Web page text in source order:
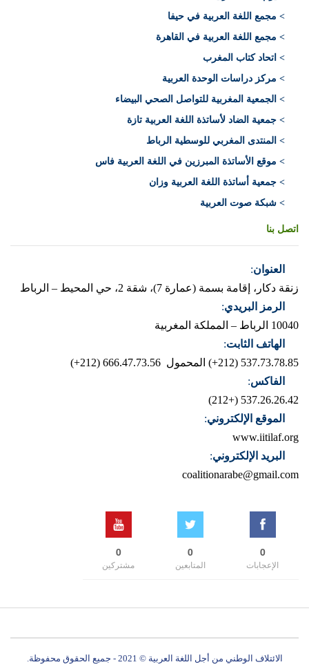
> مجمع اللغة العربية في حيفا
> مجمع اللغة العربية في القاهرة
> اتحاد كتاب المغرب
> مركز دراسات الوحدة العربية
> الجمعية المغربية للتواصل الصحي البيضاء
> جمعية الضاد لأساتذة اللغة العربية تازة
> المنتدى المغربي للوسطية الرباط
> موقع الأساتذة المبرزين في اللغة العربية فاس
> جمعية أساتذة اللغة العربية وزان
> شبكة صوت العربية
اتصل بنا
العنوان:
زنقة دكار، إقامة بسمة (عمارة 7)، شقة 2، حي المحيط – الرباط
الرمز البريدي:
10040 الرباط – المملكة المغربية
الهاتف الثابت:
537.73.78.85 (212+)
المحمول 666.47.73.56 (212+)
الفاكس:
537.26.26.42 (+212)
الموقع الإلكتروني:
www.iitilaf.org
البريد الإلكتروني:
coalitionarabe@gmail.com
0
الإعجابات
0
المتابعين
0
مشتركين
الائتلاف الوطني من أجل اللغة العربية © 2021 - جميع الحقوق محفوظة.